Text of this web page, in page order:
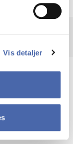
Vis detaljer